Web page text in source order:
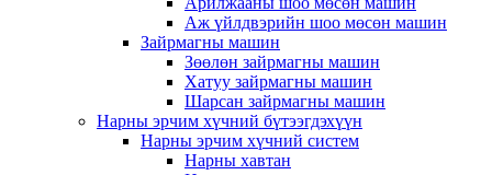
Аж үйлдвэрийн шоо мөсөн машин
Зайрмагны машин
Зөөлөн зайрмагны машин
Хатуу зайрмагны машин
Шарсан зайрмагны машин
Нарны эрчим хүчний бүтээгдэхүүн
Нарны эрчим хүчний систем
Нарны хавтан